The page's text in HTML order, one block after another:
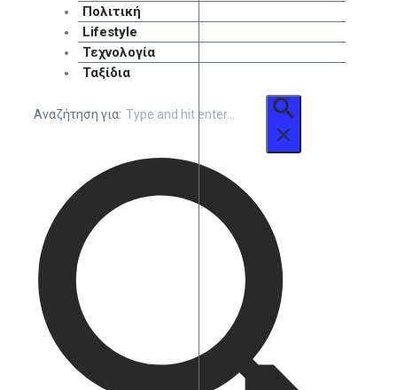
Πολιτική
Lifestyle
Τεχνολογία
Ταξίδια
Αναζήτηση για: